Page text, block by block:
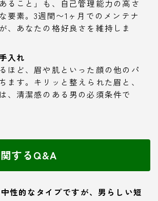
ること」も、自己管理能力の高さ
要素。3週間〜1ヶ月でのメンテナ
、あなたの格好良さを維持しま
入れ
ほど、眉や肌といった顔の他のパ
ます。キリッと整えられた眉と、
、清潔感のある男の必須条件で
するQ&A
性的なタイプですが、男らしい短